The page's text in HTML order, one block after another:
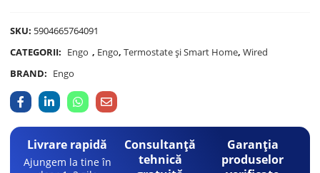
SKU: 5904665764091
CATEGORII: Engo , Engo,Termostate și Smart Home,Wired
BRAND: Engo
Livrare rapidă
Ajungem la tine în
Consultanță
tehnică
Garanția
produselor